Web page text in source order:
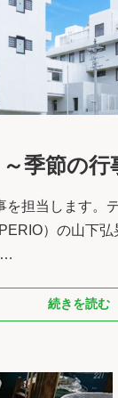
季節の行
を担当します。
）の山下
続きを読む